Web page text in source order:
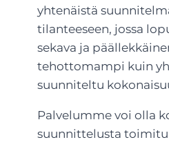
yhtenäistä
tilanteeseen, jossa
sekava ja
tehottomampi kuin
suunniteltu
Palvelumme voi olla
suunnittelusta